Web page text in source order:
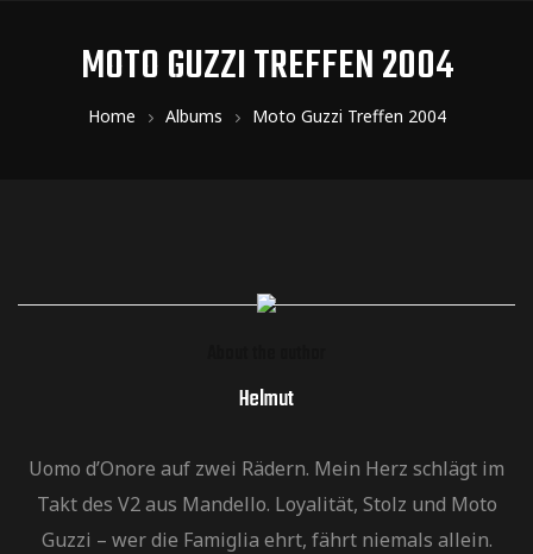
MOTO GUZZI TREFFEN 2004
Home Albums Moto Guzzi Treffen 2004
Helmut
Uomo d’Onore auf zwei Rädern. Mein Herz schlägt im
Takt des V2 aus Mandello. Loyalität, Stolz und Moto
Guzzi – wer die Famiglia ehrt, fährt niemals allein.